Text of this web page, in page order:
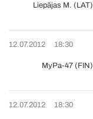
Liepājas M. (LAT)
12.07.2012 18:30
MyPa-47 (FIN)
12.07.2012 18:30